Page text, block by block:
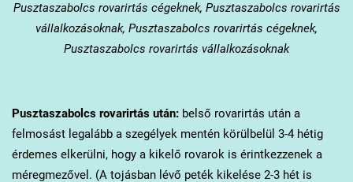
Pusztaszabolcs rovarirtás cégeknek, Pusztaszabolcs rovarirtás
vállalkozásoknak, Pusztaszabolcs rovarirtás cégeknek,
Pusztaszabolcs rovarirtás vállalkozásoknak
Pusztaszabolcsrovarirtás után:belső rovarirtás után a
felmosást legalább a szegélyek mentén körülbelül 3-4 hétig
érdemes elkerülni, hogy a kikelő rovarok is érintkezzenek a
méregmezővel. (A tojásban lévő peték kikelése 2-3 hét is